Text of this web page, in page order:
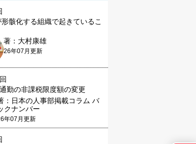
骸化する組織で起きているこ
著：大村康雄
26年07月更新
回
勤の非課税限度額の変更
：日本の人事部掲載コラム バ
クナンバー
年07月更新
またはブ
主な保存
、サイト
イトを正
る情報が
イズに使
利を尊重
慮してい